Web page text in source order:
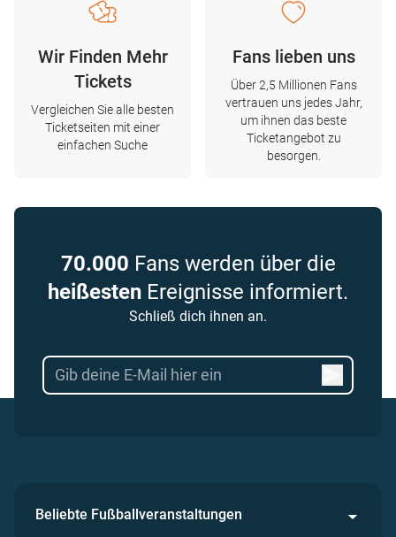
Wir Finden Mehr
Tickets
Vergleichen Sie alle besten
Ticketseiten mit einer
einfachen Suche
Fans lieben uns
Über 2,5 Millionen Fans
vertrauen uns jedes Jahr,
um ihnen das beste
Ticketangebot zu
besorgen.
70.000 Fans werden über die
heißesten Ereignisse informiert.
Schließ dich ihnen an.
Beliebte Fußballveranstaltungen